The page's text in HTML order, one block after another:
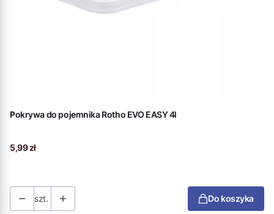
Pokrywa do pojemnika Rotho EVO EASY 4l
Cena
5,99 zł
szt. Do koszyka